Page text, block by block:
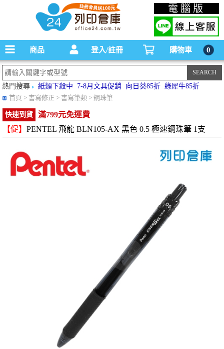
碳粉匣，墨水匣,原廠碳粉匣，副廠碳粉匣，環保碳粉匣,連續供墨印表機-office24列印
倉庫線上購物手機版
電腦版
商品 登入/註冊 購物車 0
熱門搜尋 紙類下殺中 7-8月文具促銷 向日葵85折 綠犀牛85折
首頁 > 書寫修正 > 書寫筆類 > 鋼珠筆
快速到貨
滿799元免運費
【促】 PENTEL 飛龍 BLN105-AX 黑色 0.5 極速鋼珠筆 1支